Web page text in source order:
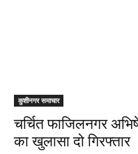
कुशीनगर समाचार
चर्चित फाजिलनगर
का खुलासा दो गिरफ्तार